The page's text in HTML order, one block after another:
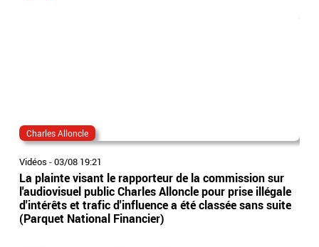
Charles Alloncle
Vidéos -03/08 19:21
La plainte visant le rapporteur de la commission sur
l'audiovisuel public Charles Alloncle pour prise illégale
d'intérêts et trafic d'influence a été classée sans suite
(Parquet National Financier)